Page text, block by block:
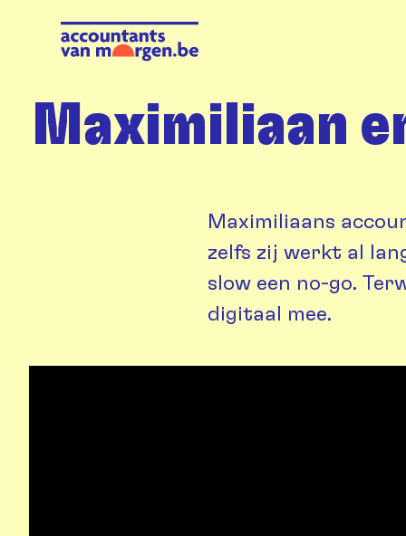
Maximiliaan
Maximiliaans
zelfs zij werkt al
slow een no-go.
digitaal mee.